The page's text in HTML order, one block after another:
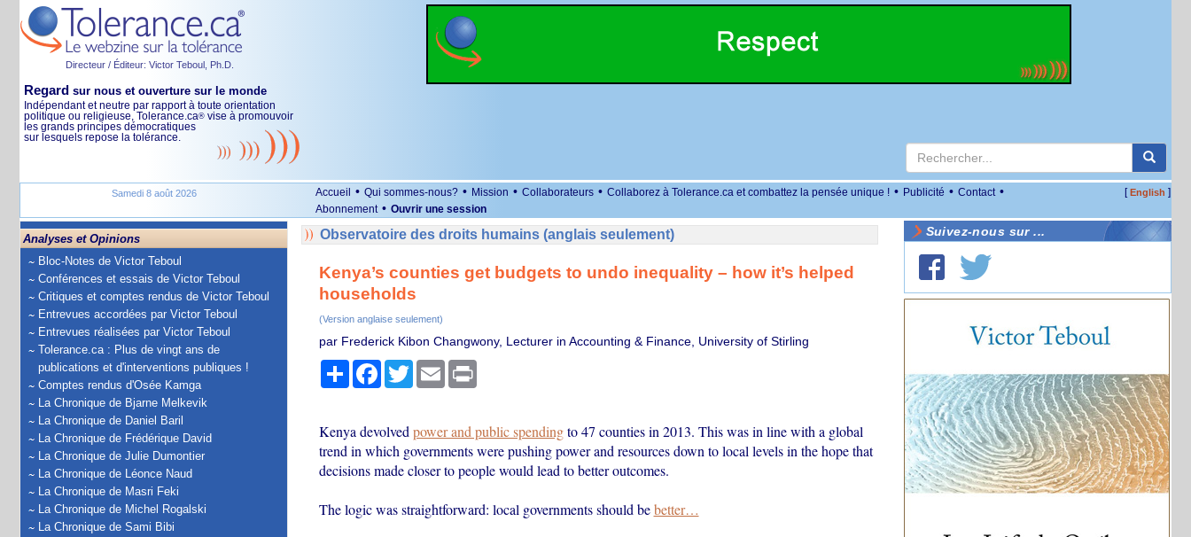
Directeur / Éditeur: Victor Teboul, Ph.D.
Regard sur nous et ouverture sur le monde
Indépendant et neutre par rapport à toute orientation
politique ou religieuse, Tolerance.ca® vise à promouvoir
les grands principes démocratiques
sur lesquels repose la tolérance.
Samedi 8 août 2026 Accueil • Qui sommes-nous? • Mission • Collaborateurs • Collaborez à Tolerance.ca et combattez la pensée unique ! • Publicité • Contact •
Abonnement • Ouvrir une session
[English ]
Analyses et Opinions
Bloc-Notes de Victor Teboul
Conférences et essais de Victor Teboul
Critiques et comptes rendus de Victor Teboul
Entrevues accordées par Victor Teboul
Entrevues réalisées par Victor Teboul
Tolerance.ca : Plus de vingt ans de
publications et d'interventions publiques !
Comptes rendus d'Osée Kamga
La Chronique de Bjarne Melkevik
La Chronique de Daniel Baril
La Chronique de Frédérique David
La Chronique de Julie Dumontier
La Chronique de Léonce Naud
La Chronique de Masri Feki
La Chronique de Michel Rogalski
La Chronique de Sami Bibi
Observatoire des droits humains (anglais seulement)
Kenya’s counties get budgets to undo inequality – how it’s helped
households
(Version anglaise seulement)
par Frederick Kibon Changwony, Lecturer in Accounting & Finance, University of Stirling
PartagerFacebook
TwitterEmail Print
Kenya devolved power and public spendingto 47 counties in 2013. This was in line with a global
trend in which governments were pushing power and resources down to local levels in the hope that
decisions made closer to people would lead to better outcomes.
The logic was straightforward: local governments should bebetter…
Suivez-nous sur ...